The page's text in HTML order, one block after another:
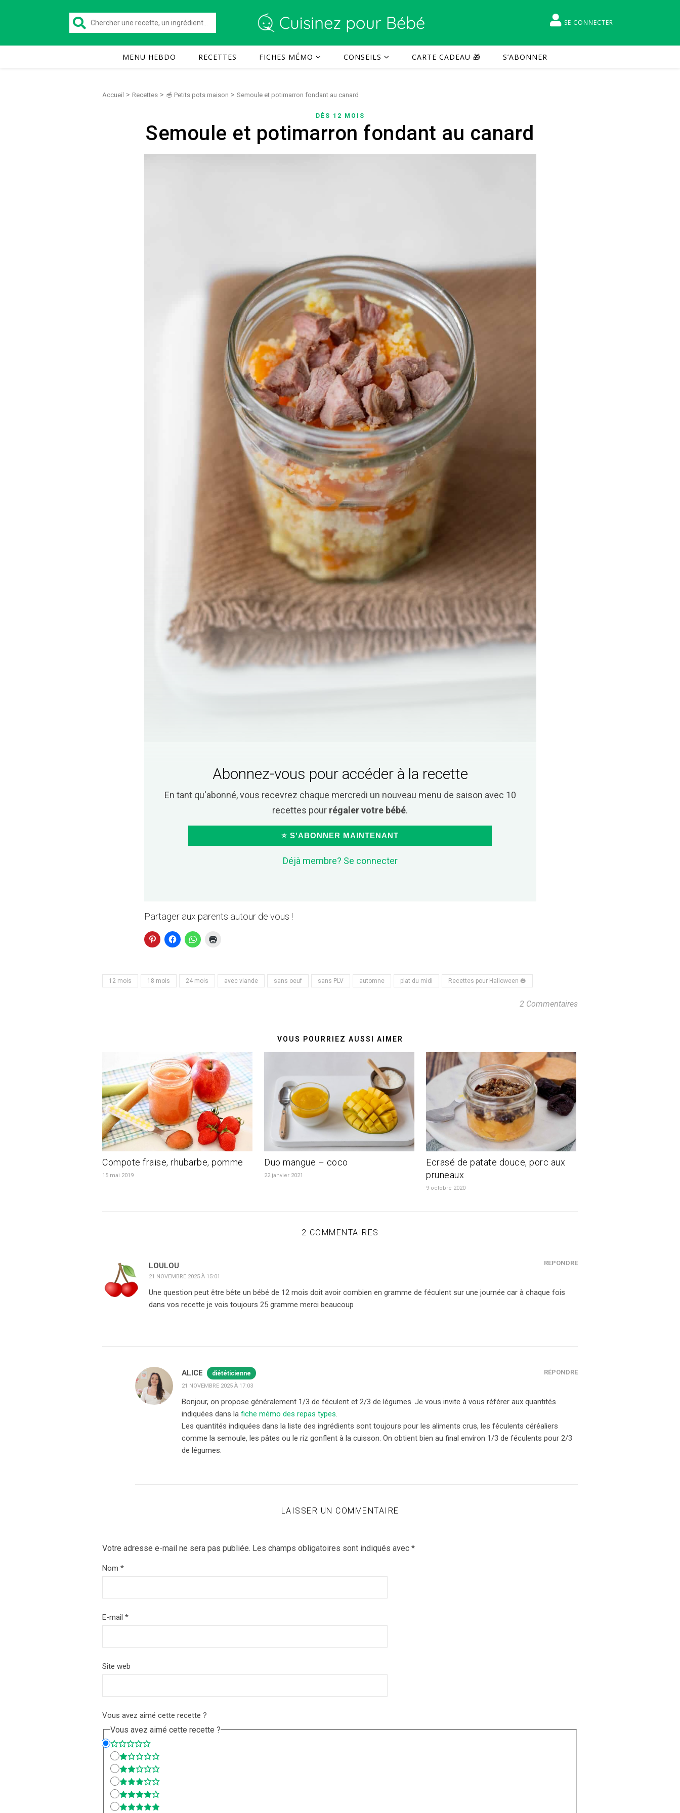
SE CONNECTER
MENU HEBDO RECETTES FICHES MÉMO CONSEILS CARTE CADEAU 🎁 S’ABONNER
Accueil > Recettes > 🥣 Petits pots maison > Semoule et potimarron fondant au canard
DÈS 12 MOIS
Semoule et potimarron fondant au canard
Abonnez-vous pour accéder à la recette
En tant qu'abonné, vous recevrez chaque mercredi un nouveau menu de saison avec 10
recettes pour régaler votre bébé.
⭐ S'ABONNER MAINTENANT
Déjà membre? Se connecter
Partager aux parents autour de vous !
12 mois 18 mois 24 mois avec viande sans oeuf sans PLV automne plat du midi Recettes pour Halloween 🎃
2 Commentaires
VOUS POURRIEZ AUSSI AIMER
Compote fraise, rhubarbe, pomme
15 mai 2019
Duo mangue – coco
22 janvier 2021
Ecrasé de patate douce, porc aux
pruneaux
9 octobre 2020
2 COMMENTAIRES
LOULOU
21 NOVEMBRE 2025 À 15:01
RÉPONDRE
Une question peut être bête un bébé de 12 mois doit avoir combien en gramme de féculent sur une journée car à chaque fois
dans vos recette je vois toujours 25 gramme merci beaucoup
ALICE diététicienne
21 NOVEMBRE 2025 À 17:03
RÉPONDRE
Bonjour, on propose généralement 1/3 de féculent et 2/3 de légumes. Je vous invite à vous référer aux quantités
indiquées dans la fiche mémo des repas types
Les quantités indiquées dans la liste des ingrédients sont toujours pour les aliments crus, les féculents céréaliers
comme la semoule, les pâtes ou le riz gonflent à la cuisson. On obtient bien au final environ 1/3 de féculents pour 2/3
de légumes.
LAISSER UN COMMENTAIRE
Votre adresse e-mail ne sera pas publiée. Les champs obligatoires sont indiqués avec *
Nom *
E-mail *
Site web
Vous avez aimé cette recette ?
Vous avez aimé cette recette ?